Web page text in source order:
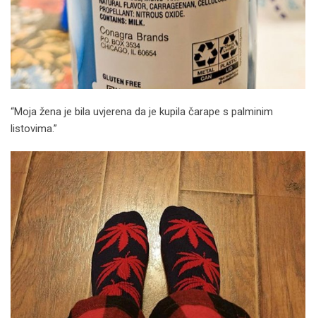
“Moja žena je bila uvjerena da je kupila čarape s palminim
listovima.”